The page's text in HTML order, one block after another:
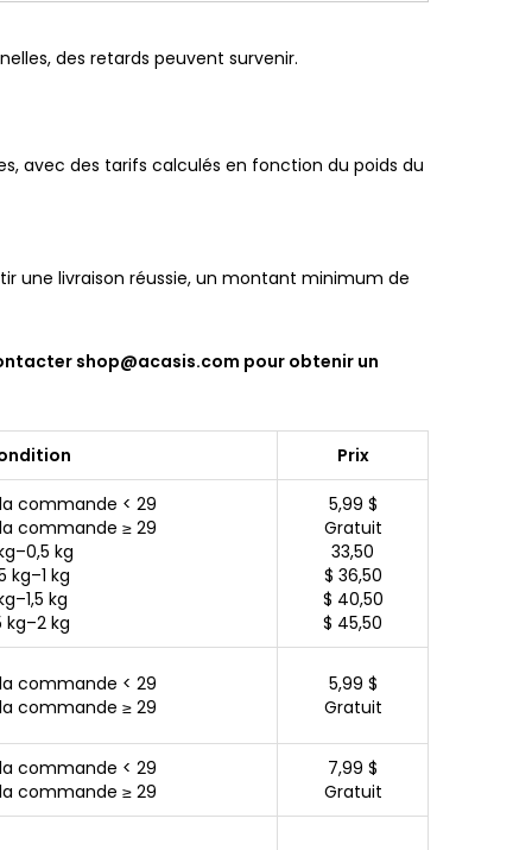
des retards peuvent survenir.
avec des tarifs calculés en fonction du poids du
une livraison réussie, un montant minimum de
shop@acasis.com pour obtenir un
Prix
commande < 29
commande ≥ 29
kg
kg–1 kg
kg
kg–2 kg
5,99 $
Gratuit
33,50
$ 36,50
$ 40,50
$ 45,50
commande < 29
commande ≥ 29
5,99 $
Gratuit
commande < 29
commande ≥ 29
7,99 $
Gratuit